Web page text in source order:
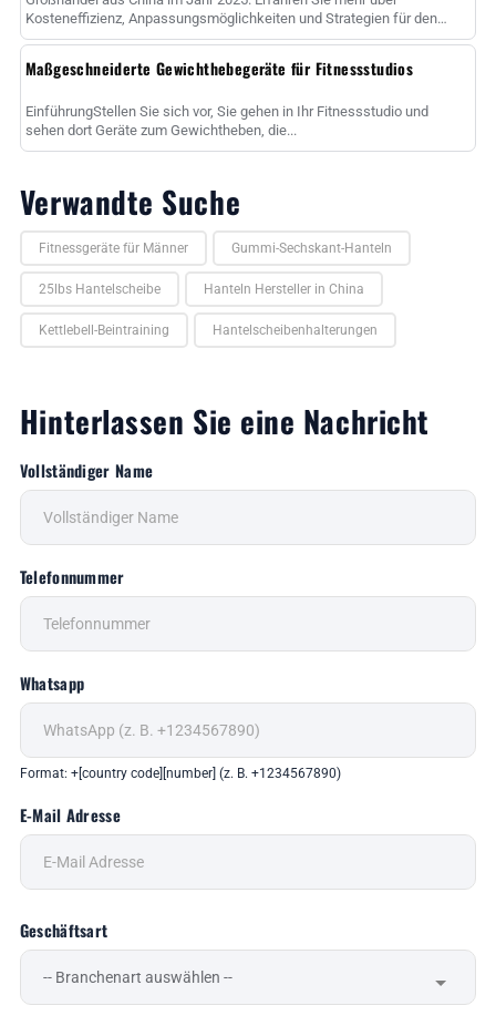
Kosteneffizienz, Anpassungsmöglichkeiten und Strategien für den
Erfolg......
Maßgeschneiderte Gewichthebegeräte für Fitnessstudios
EinführungStellen Sie sich vor, Sie gehen in Ihr Fitnessstudio und
sehen dort Geräte zum Gewichtheben, die...
Verwandte Suche
Fitnessgeräte für Männer Gummi-Sechskant-Hanteln
25lbs Hantelscheibe Hanteln Hersteller in China
Kettlebell-Beintraining Hantelscheibenhalterungen
Hinterlassen Sie eine Nachricht
Vollständiger Name
Telefonnummer
Whatsapp
Format: +[country code][number] (z. B. +1234567890)
E-Mail Adresse
Geschäftsart